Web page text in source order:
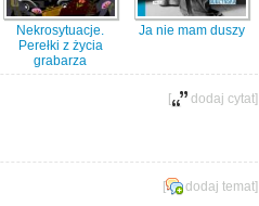
Nekrosytuacje.
Perełki z życia
grabarza
Ja nie mam duszy
[ dodaj cytat]
[ dodaj temat]